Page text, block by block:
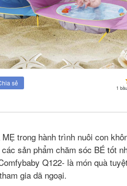
1
sẻ
trong hành trình nuôi con
sản phẩm chăm sóc BÉ tốt
Q122- là món quà
gia dã ngoại.